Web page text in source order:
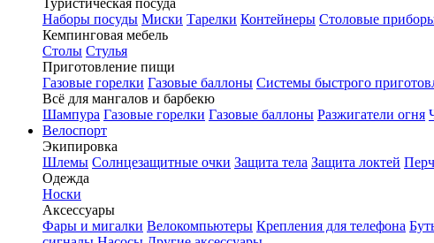
Туристическая посуда
Наборы посуды Миски Тарелки Контейнеры Столовые
Кемпинговая мебель
Столы Стулья
Приготовление пищи
Газовые горелки Газовые баллоны Системы быстрого
Всё для мангалов и барбекю
Шампура Газовые горелки Газовые баллоны Разжигатели огня
Велоспорт
Экипировка
Шлемы Солнцезащитные очки Защита тела Защита локтей
Одежда
Носки
Аксессуары
Фары и мигалки Велокомпьютеры Крепления для телефона